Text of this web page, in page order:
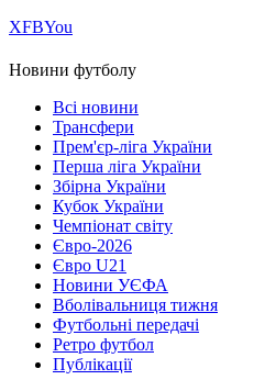
ХFBYou
Новини футболу
Всі новини
Трансфери
Прем'єр-ліга України
Перша ліга України
Збірна України
Кубок України
Чемпіонат світу
Євро-2026
Євро U21
Новини УЄФА
Вболівальниця тижня
Футбольні передачі
Ретро футбол
Публікації